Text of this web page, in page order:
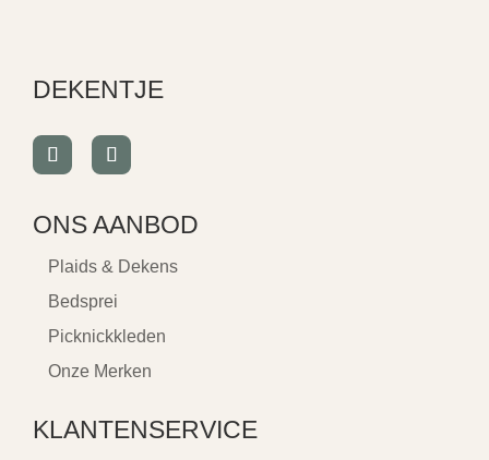
DEKENTJE
ONS AANBOD
Plaids & Dekens
Bedsprei
Picknickkleden
Onze Merken
KLANTENSERVICE